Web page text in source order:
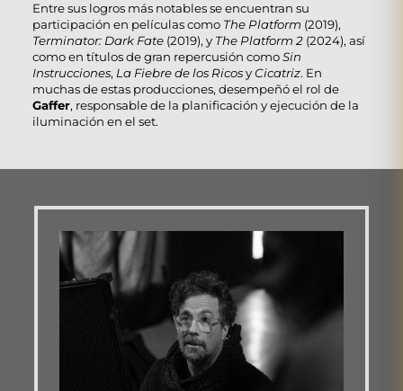
Entre sus logros más notables se encuentran su
participación en películas como The Platform (2019),
Terminator: Dark Fate (2019), y The Platform 2 (2024), así
como en títulos de gran repercusión comoSin
Instrucciones, La Fiebre de los RicosyCicatriz. En
muchas de estas producciones, desempeñó el rol de
Gaffer, responsable de la planificación y ejecución de la
iluminación en el set.